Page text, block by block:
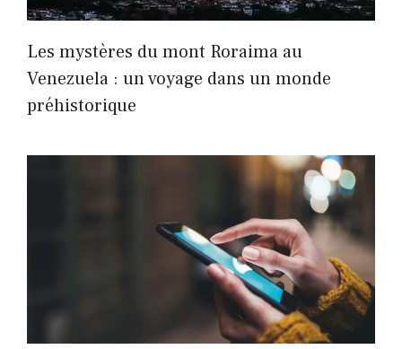
Les mystères du mont Roraima au
Venezuela : un voyage dans un monde
préhistorique